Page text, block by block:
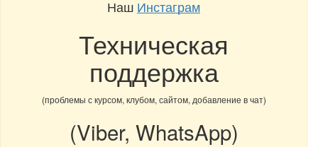
Наш Инстаграм
Техническая
поддержка
(проблемы с курсом, клубом, сайтом, добавление в чат)
(Viber, WhatsApp)